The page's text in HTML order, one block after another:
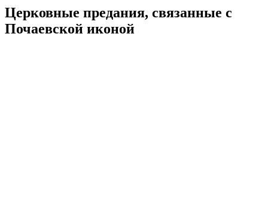
Церковные предания, связанные с
Почаевской иконой